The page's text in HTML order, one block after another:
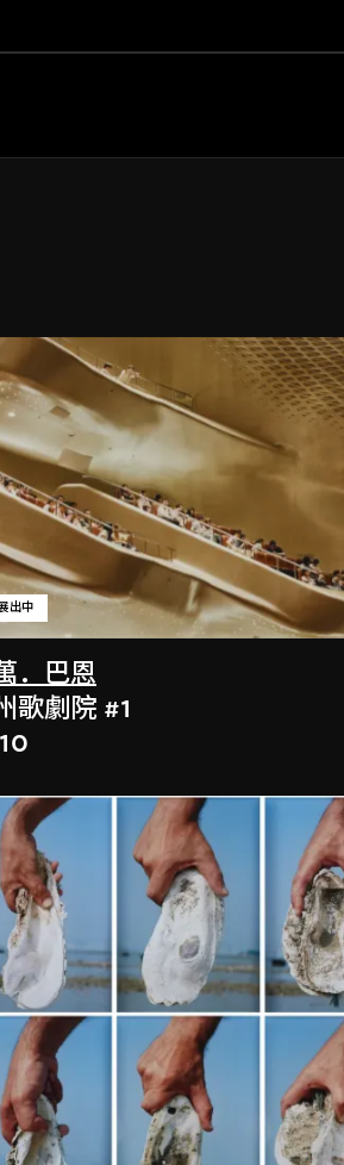
．巴恩
出中
歌劇院 #1